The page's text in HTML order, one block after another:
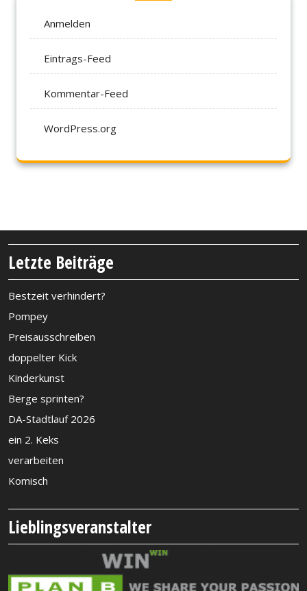
Anmelden
Eintrags-Feed
Kommentar-Feed
WordPress.org
Letzte Beiträge
Bestzeit verhindert?
Pompey
Preisausschreiben
doppelter Kick
Kinderkunst
Berge sprinten?
DA-Stadtlauf 2026
ein 2. Keks
verarbeiten
Komisch
Lieblingsveranstalter